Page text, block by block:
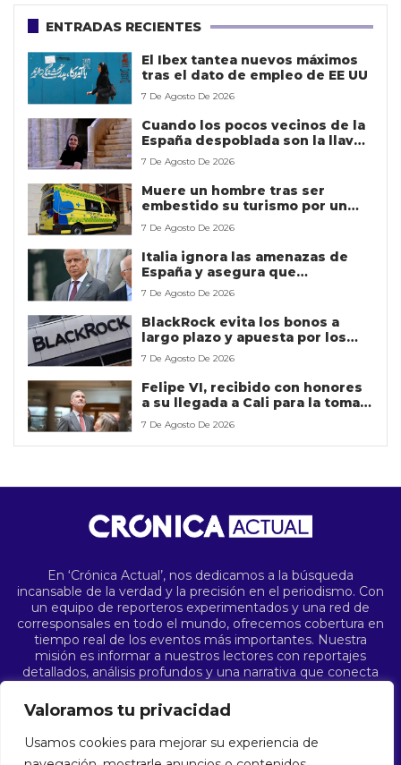
Valoramos tu privacidad
Usamos cookies para mejorar su experiencia de
ENTRADAS RECIENTES
El Ibex tantea nuevos máximos
tras el dato de empleo de EE UU
7 De Agosto De 2026
Cuando los pocos vecinos de la
España despoblada son la llave
que abre el patrimonio rural
7 De Agosto De 2026
Muere un hombre tras ser
embestido su turismo por un
autobús en la A-601 en Segovia
7 De Agosto De 2026
Italia ignora las amenazas de
España y asegura que
mantendrá los controles hasta
el 15 de agosto
7 De Agosto De 2026
BlackRock evita los bonos a
largo plazo y apuesta por los
vencimientos cortos
7 De Agosto De 2026
Felipe VI, recibido con honores
a su llegada a Cali para la toma
de posesión de De la Espriella
7 De Agosto De 2026
En ‘Crónica Actual’, nos dedicamos a la búsqueda
incansable de la verdad y la precisión en el periodismo. Con
un equipo de reporteros experimentados y una red de
corresponsales en todo el mundo, ofrecemos cobertura en
tiempo real de los eventos más importantes. Nuestra
misión es informar a nuestros lectores con reportajes
detallados, análisis profundos y una narrativa que conecta
conflictos internacionales hasta avances científicos,
pasando por las últimas tendencias culturales, ‘Crónica
Actual’ es su fuente confiable de noticias que importan.